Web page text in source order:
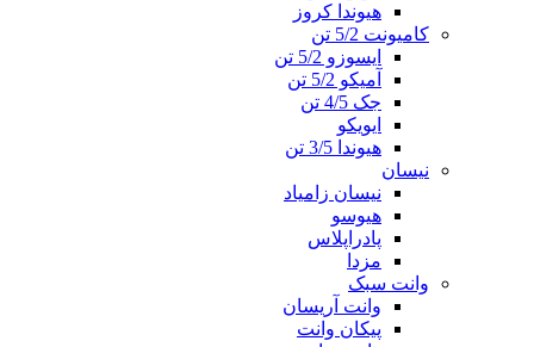
هیوندا کروز
کامیونت 5/2 تن
ایسوزو 5/2 تن
آمیکو 5/2 تن
جک 4/5 تن
ایویکو
هیوندا 3/5 تن
نیسان
نیسان زامیاد
هیوسو
پادراپلاس
مزدا
وانت سبک
وانت آریسان
پیکان وانت